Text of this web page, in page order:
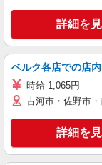
詳細を
ベルク各店での店
時給 1,065円
古河市・佐野市
詳細を